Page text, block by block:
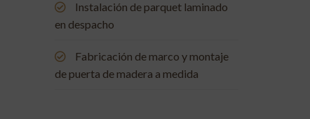
Instalación de parquet laminado
en despacho
Fabricación de marco y montaje
de puerta de madera a medida